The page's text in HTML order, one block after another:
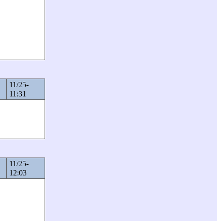
11/25-
11:31
11/25-
12:03